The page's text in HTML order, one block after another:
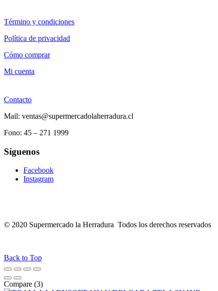
Término y condiciones
Política de privacidad
Cómo comprar
Mi cuenta
Contacto
Mail: ventas@supermercadolaherradura.cl
Fono: 45 – 271 1999
Síguenos
Facebook
Instagram
© 2020 Supermercado la Herradura Todos los derechos reservados
Back to Top
Compare (3)